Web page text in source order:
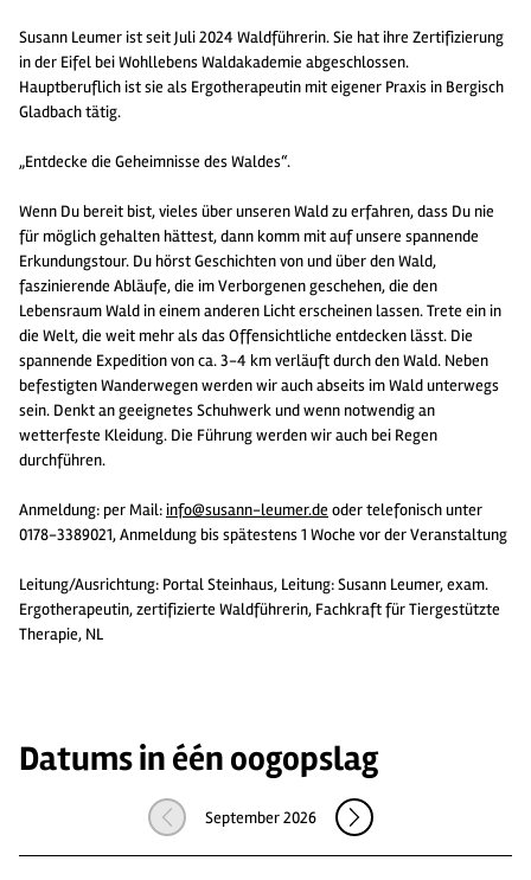
Susann Leumer ist seit Juli 2024 Waldführerin. Sie hat ihre Zertifizierung
in der Eifel bei Wohllebens Waldakademie abgeschlossen.
Hauptberuflich ist sie als Ergotherapeutin mit eigener Praxis in Bergisch
Gladbach tätig.
„Entdecke die Geheimnisse des Waldes“.
Wenn Du bereit bist, vieles über unseren Wald zu erfahren, dass Du nie
für möglich gehalten hättest, dann komm mit auf unsere spannende
Erkundungstour. Du hörst Geschichten von und über den Wald,
faszinierende Abläufe, die im Verborgenen geschehen, die den
Lebensraum Wald in einem anderen Licht erscheinen lassen. Trete ein in
die Welt, die weit mehr als das Offensichtliche entdecken lässt. Die
spannende Expedition von ca. 3-4 km verläuft durch den Wald. Neben
befestigten Wanderwegen werden wir auch abseits im Wald unterwegs
sein. Denkt an geeignetes Schuhwerk und wenn notwendig an
wetterfeste Kleidung. Die Führung werden wir auch bei Regen
durchführen.
Anmeldung: per Mail:info@susann-leumer.de oder telefonisch unter
0178-3389021, Anmeldung bis spätestens 1 Woche vor der Veranstaltung
Leitung/Ausrichtung: Portal Steinhaus, Leitung: Susann Leumer, exam.
Ergotherapeutin, zertifizierte Waldführerin, Fachkraft für Tiergestützte
Therapie, NL
Datums in één oogopslag
September 2026